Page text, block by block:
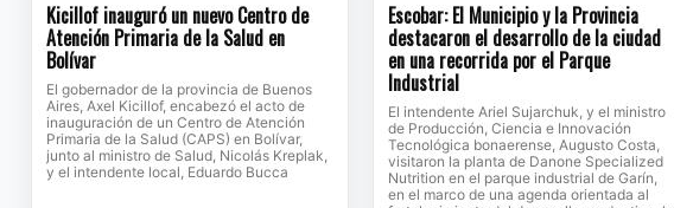
Kicillof inauguró un nuevo Centro de
Atención Primaria de la Salud en
Bolívar
El gobernador de la provincia de Buenos
Aires, Axel Kicillof, encabezó el acto de
inauguración de un Centro de Atención
Primaria de la Salud (CAPS) en Bolívar,
junto al ministro de Salud, Nicolás Kreplak,
y el intendente local, Eduardo Bucca
Escobar: El Municipio y la Provincia
destacaron el desarrollo de la ciudad
en una recorrida por el Parque
Industrial
El intendente Ariel Sujarchuk, y el ministro
de Producción, Ciencia e Innovación
Tecnológica bonaerense, Augusto Costa,
visitaron la planta de Danone Specialized
Nutrition en el parque industrial de Garín,
en el marco de una agenda orientada al